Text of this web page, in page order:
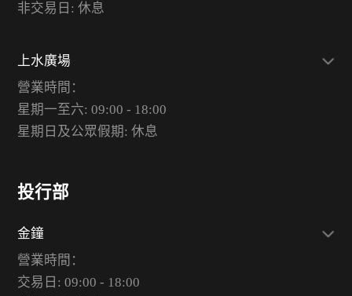
非交易日: 休息
上水廣場
營業時間：
星期一至六: 09:00 - 18:00
星期日及公眾假期: 休息
投行部
金鐘
營業時間：
交易日: 09:00 - 18:00